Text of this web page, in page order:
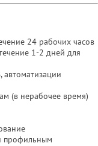
24 рабочих часов
1-2 дней для
автоматизации
(в нерабочее время)
профильным